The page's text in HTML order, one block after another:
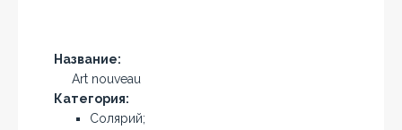
Название:
Art nouveau
Категория:
Солярий;